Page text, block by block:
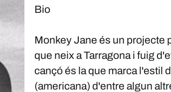
Bio
Monkey Jane és un projecte
que neix a Tarragona i fuig
cançó és la que marca l'estil
(americana) d'entre algun